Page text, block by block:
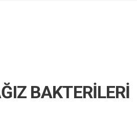
BAKTERİLERİ